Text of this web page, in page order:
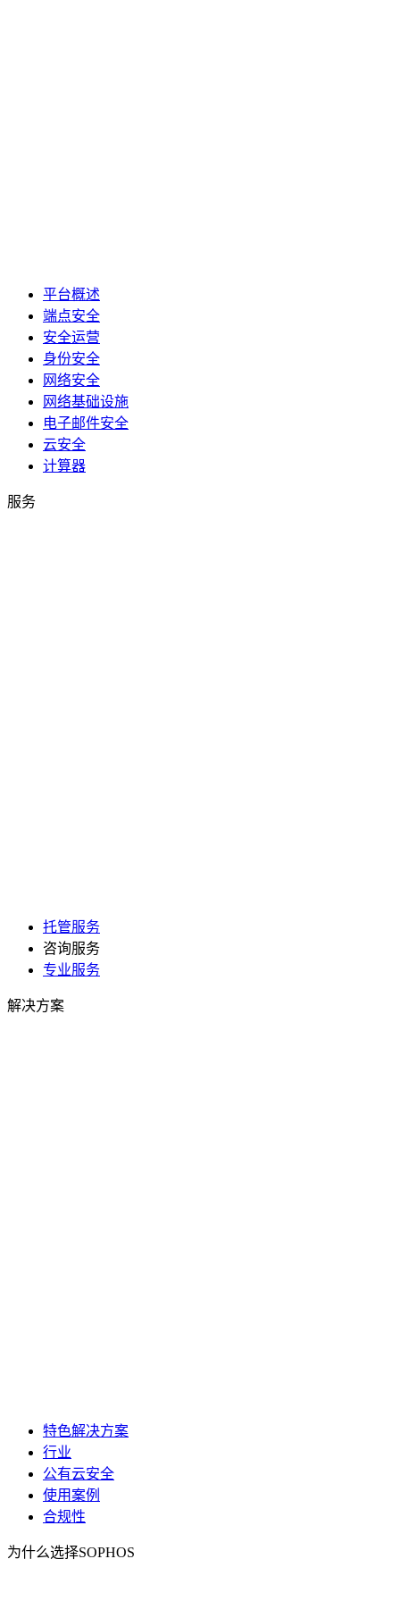
平台概述
端点安全
安全运营
身份安全
网络安全
网络基础设施
电子邮件安全
云安全
计算器
服务
托管服务
咨询服务
专业服务
解决方案
特色解决方案
行业
公有云安全
使用案例
合规性
为什么选择SOPHOS